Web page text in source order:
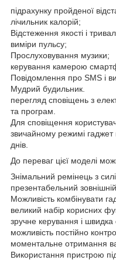
підрахунку пройденої
лічильник калорій;
Відстеження якості і
виміри пульсу;
Прослуховування музики;
керування камерою
Повідомлення про SMS і
Мудрий будильник.
перегляд сповіщень з
та програм.
Для сповіщення
звичайному режимі
днів.
До переваг цієї моделі
Знімальний ремінець з
презентабельний
Можливість комбінувати
великий набір корисних
зручне керування і швидка
можливість постійно
моментальне отримання
Використання пристрою